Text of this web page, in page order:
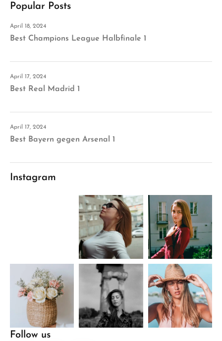
Popular Posts
April 18, 2024
Best Champions League Halbfinale 1
April 17, 2024
Best Real Madrid 1
April 17, 2024
Best Bayern gegen Arsenal 1
Instagram
Follow us